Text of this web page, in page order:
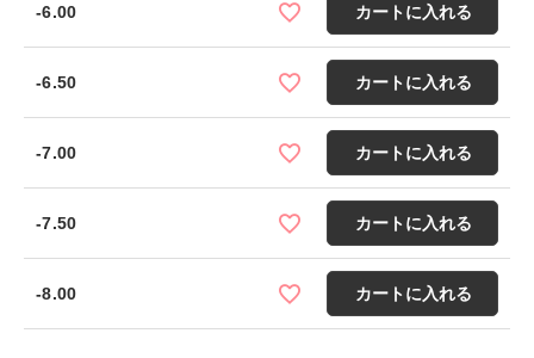
-6.00 カートに入れる
-6.50 カートに入れる
-7.00 カートに入れる
-7.50 カートに入れる
-8.00 カートに入れる